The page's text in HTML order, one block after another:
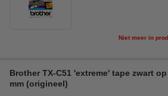
Niet meer in
Brother TX-C51 'extreme' tape zwart
mm (origineel)